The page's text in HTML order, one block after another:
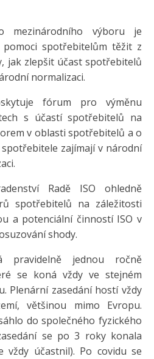
mezinárodního výboru je
spotřebitelům těžit z
jak zlepšit účast spotřebitelů
normalizaci.
fórum pro výměnu
s účastí spotřebitelů na
v oblasti spotřebitelů a o
zajímají v národní
Radě ISO ohledně
spotřebitelů na záležitosti
a potenciální činností ISO v
shody.
pravidelně jednou ročně
se koná vždy ve stejném
Plenární zasedání hostí vždy
většinou mimo Evropu.
do společného fyzického
se po 3 roky konala
vždy účastnil). Po covidu se